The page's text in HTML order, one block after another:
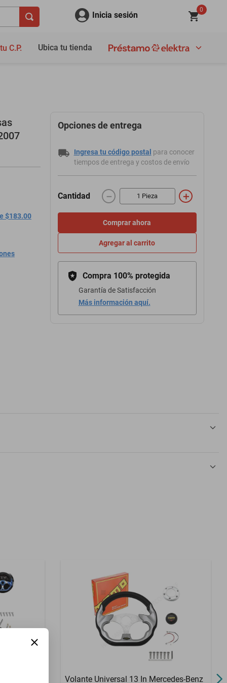
Inicia sesión
0
C.P. Ubica tu tienda
$183.00
Opciones de entrega
Ingresa tu código postal para conocer
tiempos de entrega y costos de envío
Cantidad ＋
－
Comprar ahora
Agregar al carrito
Compra 100% protegida
Garantía de Satisfacción
Más información aquí.
Volante Universal 13 In Mercedes-Benz